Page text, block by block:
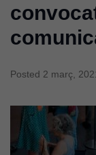
Posted 2 març,